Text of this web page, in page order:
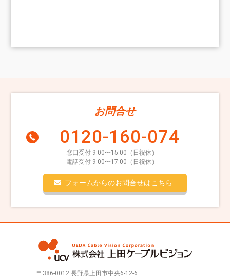
お問合せ
0120-160-074
窓口受付 9:00〜15:00（日祝休）
電話受付 9:00〜17:00（日祝休）
フォームからのお問合せはこちら
〒386-0012 長野県上田市中央6-12-6